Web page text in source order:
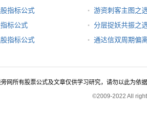
指标公式
游资刺客主图之
标公式
分层捉妖共振之
指标公式
通达信双周期偏
网所有股票公式及文章仅供学习研究，请勿以此为依
©2009-2022 All